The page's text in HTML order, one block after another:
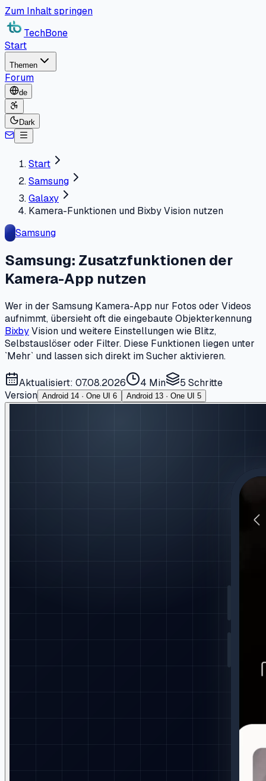
Zum Inhalt springen
TechBone
Start
Themen
Forum
de
Dark
Start
Samsung
Galaxy
Kamera-Funktionen und Bixby Vision nutzen
Samsung
Samsung: Zusatzfunktionen der
Kamera-App nutzen
Wer in der Samsung Kamera-App nur Fotos oder Videos
aufnimmt, übersieht oft die eingebaute Objekterkennung
BixbyVision und weitere Einstellungen wie Blitz,
Selbstauslöser oder Filter. Diese Funktionen liegen unter
`Mehr` und lassen sich direkt im Sucher aktivieren.
Aktualisiert: 07.08.2026 4 Min 5 Schritte
Version Android 14 · One UI 6 Android 13 · One UI 5